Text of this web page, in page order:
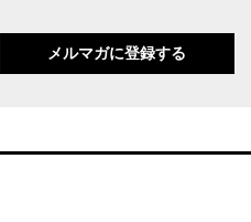
メルマガに登録する